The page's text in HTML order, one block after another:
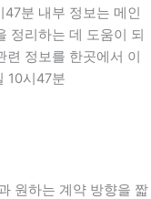
분 내부 정보는 메인
정리하는 데 도움이 되
련 정보를 한곳에서 이
10시47분
원하는 계약 방향을 짧